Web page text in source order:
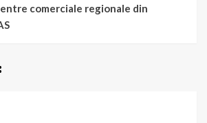
comerciale regionale din